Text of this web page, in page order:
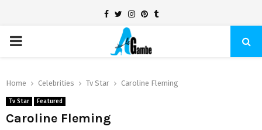
Facebook
TwitterInstagram
Pinterest
Tumblr
PRIMARY
Home Celebrities Tv Star Caroline Fleming
Tv Star Featured
Caroline Fleming